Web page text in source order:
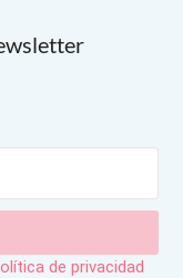
de privacidad